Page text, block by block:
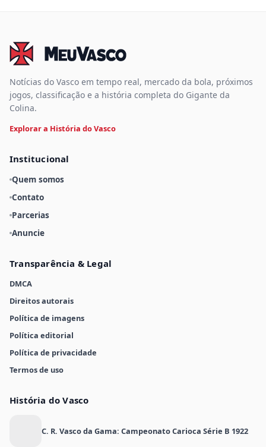
Notícias do Vasco em tempo real, mercado da bola, próximos
jogos, classificação e a história completa do Gigante da
Colina.
Explorar a História do Vasco
Institucional
Quem somos
Contato
Parcerias
Anuncie
Transparência & Legal
DMCA
Direitos autorais
Política de imagens
Política editorial
Política de privacidade
Termos de uso
História do Vasco
C. R. Vasco da Gama: Campeonato Carioca Série B 1922